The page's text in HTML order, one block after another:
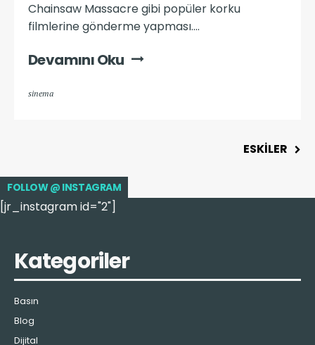
Chainsaw Massacre gibi popüler korku
filmlerine gönderme yapması....
Devamını Oku
sinema
ESKİLER
FOLLOW @ INSTAGRAM
[jr_instagram id="2"]
Kategoriler
Basın
Blog
Dijital